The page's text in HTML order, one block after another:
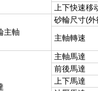
上下快速移
主軸
砂輪尺寸(
主軸轉速
主軸馬達
前後馬達
上下馬達